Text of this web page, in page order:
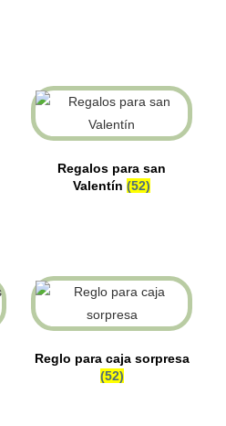
Regalos para san
Valentín (52)
Reglo para caja sorpresa
(52)